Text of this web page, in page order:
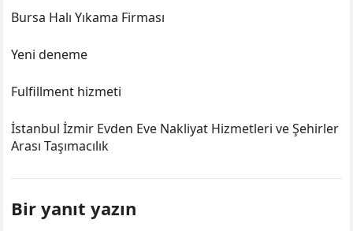
Bursa Halı Yıkama Firması
Yeni deneme
Fulfillment hizmeti
İstanbul İzmir Evden Eve Nakliyat Hizmetleri ve Şehirler
Arası Taşımacılık
Bir yanıt yazın